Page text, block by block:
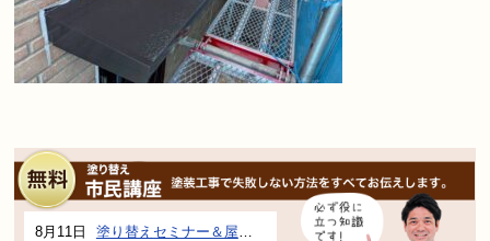
8月11日 塗り替えセミナー＆屋根、外壁の塗り替え市民講座 inぎふメディアコスモス